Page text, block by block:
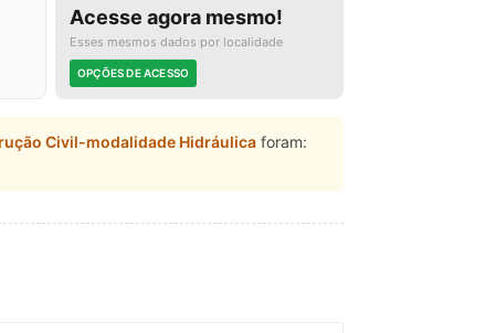
Acesse agora mesmo!
Esses mesmos dados por localidade
OPÇÕES DE ACESSO
Civil-modalidade Hidráulica foram: